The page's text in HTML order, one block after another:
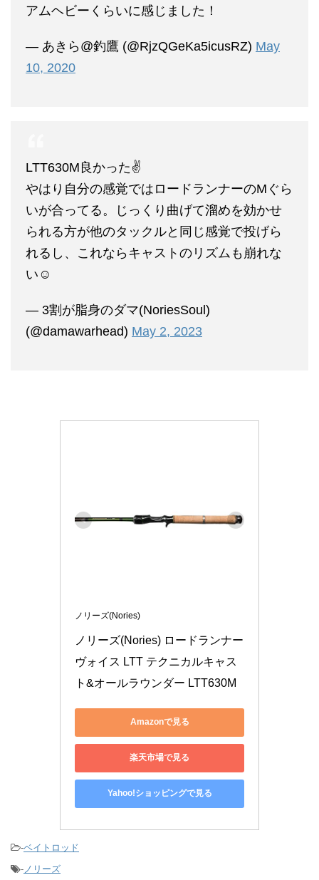
アムヘビーくらいに感じました！
— あきら@釣鷹 (@RjzQGeKa5icusRZ) May
10, 2020
LTT630M良かった✌️
やはり自分の感覚ではロードランナーのMぐら
いが合ってる。じっくり曲げて溜めを効かせ
られる方が他のタックルと同じ感覚で投げら
れるし、これならキャストのリズムも崩れな
い☺️
— 3割が脂身のダマ(NoriesSoul)
(@damawarhead) May 2, 2023
ノリーズ(Nories)
ノリーズ(Nories) ロードランナー
ヴォイス LTT テクニカルキャス
ト&オールラウンダー LTT630M
Amazonで見る
楽天市場で見る
Yahoo!ショッピングで見る
-ベイトロッド
- ノリーズ